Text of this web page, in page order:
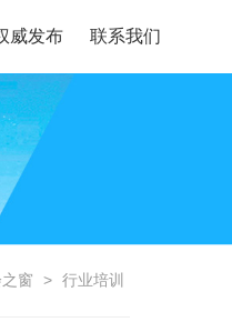
威发布 联系我们
窗 > 行业培训